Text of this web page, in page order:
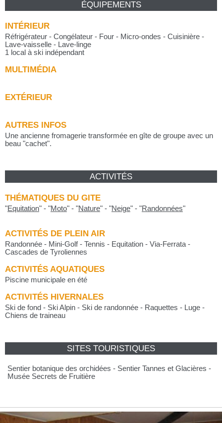
ÉQUIPEMENTS
INTÉRIEUR
Réfrigérateur - Congélateur - Four - Micro-ondes - Cuisinière -
Lave-vaisselle - Lave-linge
1 local à ski indépendant
MULTIMÉDIA
EXTÉRIEUR
AUTRES INFOS
Une ancienne fromagerie transformée en gîte de groupe avec un
beau "cachet".
ACTIVITÉS
THÉMATIQUES DU GITE
"Equitation" - "Moto" - "Nature" - "Neige" - "Randonnées"
ACTIVITÉS DE PLEIN AIR
Randonnée - Mini-Golf - Tennis - Equitation - Via-Ferrata -
Cascades de Tyroliennes
ACTIVITÉS AQUATIQUES
Piscine municipale en été
ACTIVITÉS HIVERNALES
Ski de fond - Ski Alpin - Ski de randonnée - Raquettes - Luge -
Chiens de traineau
SITES TOURISTIQUES
Sentier botanique des orchidées - Sentier Tannes et Glacières -
Musée Secrets de Fruitière